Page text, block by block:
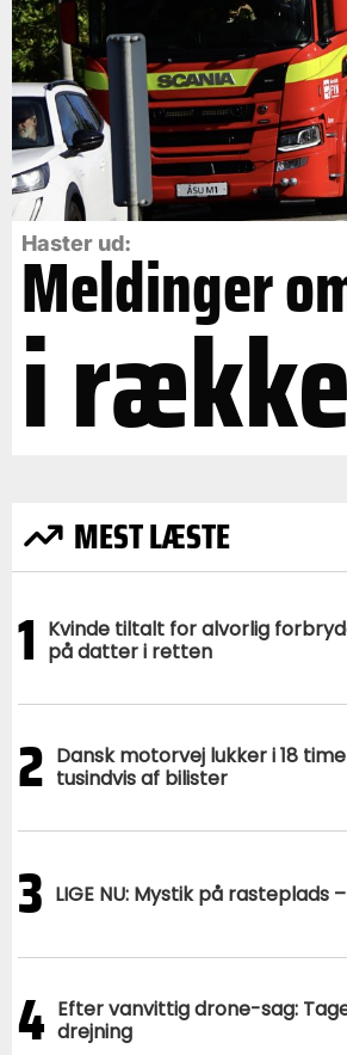
Haster ud:
Meldinger
i
MEST LÆSTE
1 Kvinde tiltalt for alvorlig
på datter i retten
2 Dansk motorvej lukker i 18
tusindvis af bilister
3 LIGE NU: Mystik på
4 Efter vanvittig drone-sag:
drejning